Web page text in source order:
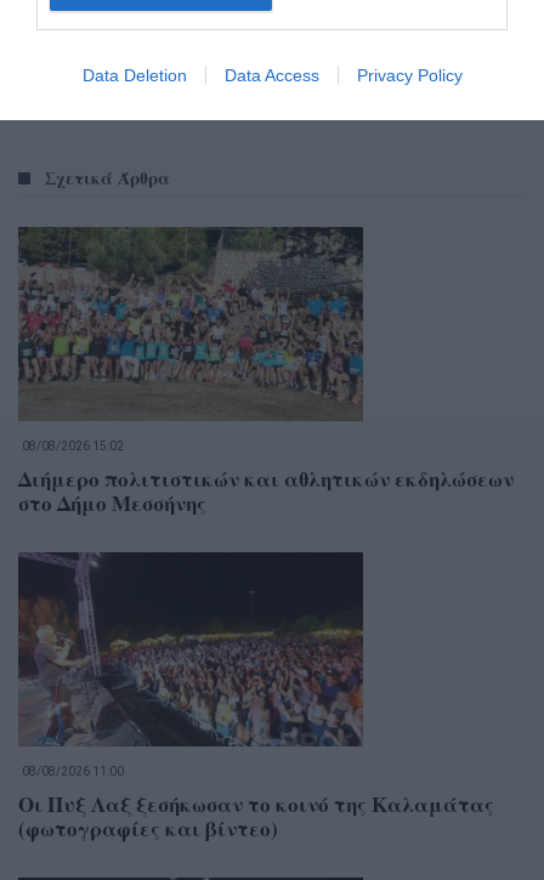
Data Deletion Data Access Privacy Policy
Σχετικά Άρθρα
08/08/2026 15:02
Διήμερο πολιτιστικών και αθλητικών εκδηλώσεων
στο Δήμο Μεσσήνης
08/08/2026 11:00
Οι Πυξ Λαξ ξεσήκωσαν το κοινό της Καλαμάτας
(φωτογραφίες και βίντεο)